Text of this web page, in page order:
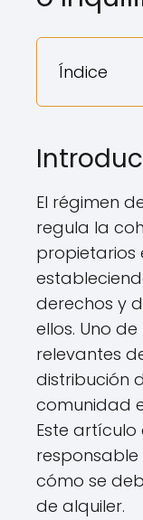
Índice
El régimen
regula la
propietarios
derechos y
ellos. Uno
relevantes
distribución
comunidad
Este
cómo se
de alquiler.